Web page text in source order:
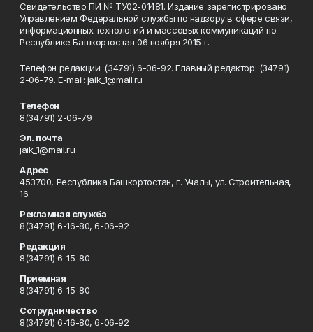
Свидетельство ПИ № ТУ02-01481. Издание зарегистрировано
Управлением Федеральной службы по надзору в сфере связи,
информационных технологий и массовых коммуникаций по
Республике Башкортостан 06 ноября 2015 г.
Телефон редакции: (34791) 6-06-92. Главный редактор: (34791)
2-06-79. Е-mаil: jaik_1@mail.ru
Телефон
8(34791) 2-06-79
Эл. почта
jaik_1@mail.ru
Адрес
453700, Республика Башкортостан, г. Учалы, ул. Строительная,
16.
Рекламная служба
8(34791) 6-16-80, 6-06-92
Редакция
8(34791) 6-15-80
Приемная
8(34791) 6-15-80
Сотрудничество
8(34791) 6-16-80, 6-06-92